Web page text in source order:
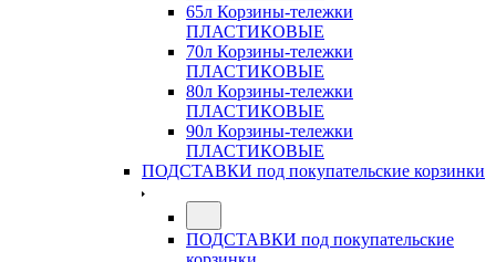
65л Корзины-тележки
ПЛАСТИКОВЫЕ
70л Корзины-тележки
ПЛАСТИКОВЫЕ
80л Корзины-тележки
ПЛАСТИКОВЫЕ
90л Корзины-тележки
ПЛАСТИКОВЫЕ
ПОДСТАВКИ под покупательские корзинки
ПОДСТАВКИ под покупательские